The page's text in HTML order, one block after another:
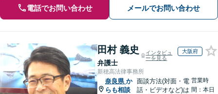
電話でお問い合わせ メールでお問い合わせ
田村 義史
弁護士
インタビュ
ーを見る
大阪府
新穂高法律事務所
奈良県 か
らも相談
面談方法(対面・電
話・ビデオなど)は
営業時
間：本日